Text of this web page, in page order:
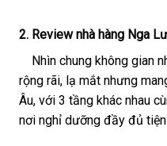
2. Review nhà hàng Nga
Nhìn chung không gian
rộng rãi, lạ mắt nhưng
Âu, với 3 tầng khác nhau
nơi nghỉ dưỡng đầy đủ tiện